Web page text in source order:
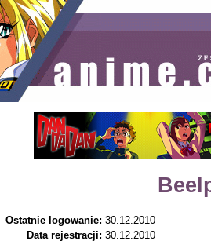
Ostatnie logowanie: 30.12.2010
Data rejestracji: 30.12.2010